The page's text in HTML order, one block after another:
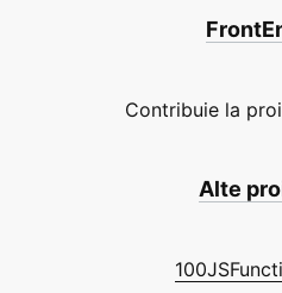
Contribuie la
Alte